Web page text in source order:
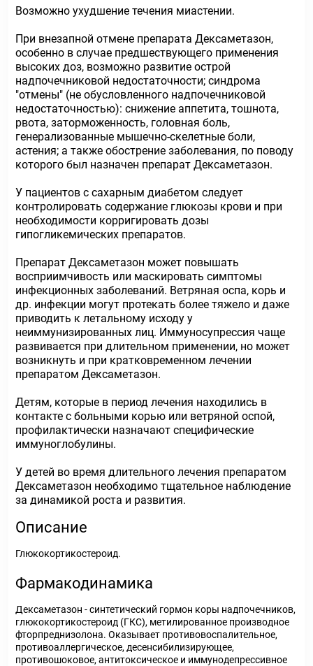
Возможно ухудшение течения миастении.
При внезапной отмене препарата Дексаметазон,
особенно в случае предшествующего применения
высоких доз, возможно развитие острой
надпочечниковой недостаточности; синдрома
"отмены" (не обусловленного надпочечниковой
недостаточностью): снижение аппетита, тошнота,
рвота, заторможенность, головная боль,
генерализованные мышечно-скелетные боли,
астения; а также обострение заболевания, по поводу
которого был назначен препарат Дексаметазон.
У пациентов с сахарным диабетом следует
контролировать содержание глюкозы крови и при
необходимости корригировать дозы
гипогликемических препаратов.
Препарат Дексаметазон может повышать
восприимчивость или маскировать симптомы
инфекционных заболеваний. Ветряная оспа, корь и
др. инфекции могут протекать более тяжело и даже
приводить к летальному исходу у
неиммунизированных лиц. Иммуносупрессия чаще
развивается при длительном применении, но может
возникнуть и при кратковременном лечении
препаратом Дексаметазон.
Детям, которые в период лечения находились в
контакте с больными корью или ветряной оспой,
профилактически назначают специфические
иммуноглобулины.
У детей во время длительного лечения препаратом
Дексаметазон необходимо тщательное наблюдение
за динамикой роста и развития.
Описание
Глюкокортикостероид.
Фармакодинамика
Дексаметазон - синтетический гормон коры надпочечников,
глюкокортикостероид (ГКС), метилированное производное
фторпреднизолона. Оказывает противовоспалительное,
противоаллергическое, десенсибилизирующее,
противошоковое, антитоксическое и иммунодепрессивное